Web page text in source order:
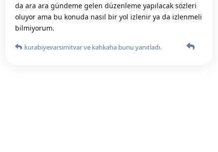
da ara ara gündeme gelen düzenleme yapılacak sözleri
oluyor ama bu konuda nasıl bir yol izlenir ya da izlenmeli
bilmiyorum.
kurabiyevarsimitvarve kahkaha bunu yanıtladı.